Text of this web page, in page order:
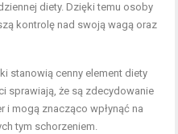
diety. Dzięki temu osoby
kontrolę nad swoją wagą oraz
stanowią cenny element diety
sprawiają, że są zdecydowanie
i mogą znacząco wpłynąć na
tym schorzeniem.